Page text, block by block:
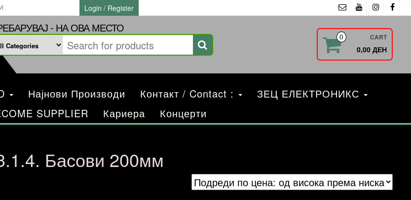
Login / Register
- НА ОВА МЕСТО
0 CART
0,00 ДЕН
Најнови Производи Контакт / Contact :
ЗЕЦ ЕЛЕКТРОНИКС
SUPPLIER Кариера Концерти
Басови 200мм